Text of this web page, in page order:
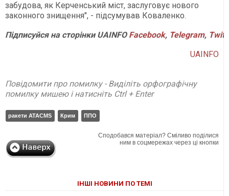
забудова, як Керченський міст, заслуговує нового
законного знищення", - підсумував Коваленко.
Підписуйся на сторінки UAINFO Facebook, Telegram,
UAINFO
Повідомити про помилку - Виділіть орфографічну
помилку мишею і натисніть Ctrl + Enter
ракети ATACMS Крим ППО
Сподобався матеріал? Сміливо поділися
ним в соцмережах через ці кнопки
ІНШІ НОВИНИ ПО ТЕМІ